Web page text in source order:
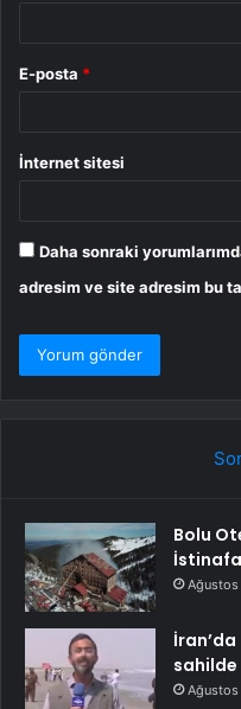
E-posta *
İnternet sitesi
Daha sonraki
adresim ve site adresim bu
Bolu
İstinafa